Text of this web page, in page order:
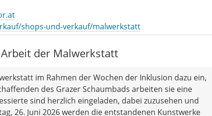
shops-und-verkauf/malwerkstatt
der Malwerkstatt
im Rahmen der Wochen der Inklusion dazu ein,
des Grazer Schaumbads arbeiten sie eine
sind herzlich eingeladen, dabei zuzusehen und
26. Juni 2026 werden die entstandenen Kunstwerke